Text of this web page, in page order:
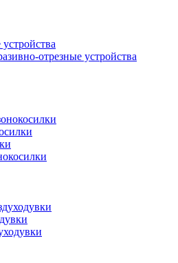
отрезные устройства